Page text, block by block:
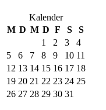
Kalender
M D M D F S
S
1
2 3
4
5
6 7 8 9 10 11
12 13 14 15 16 17 18
19 20 21 22 23 24 25
26 27 28 29 30 31